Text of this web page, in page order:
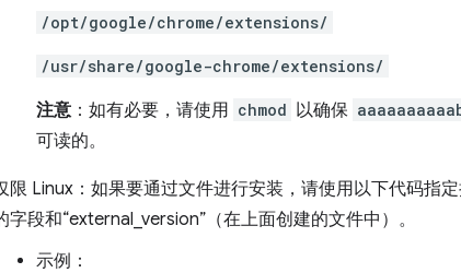
/opt/google/chrome/extensions/
/usr/share/google-chrome/extensions/
注意：如有必要，请使用 chmod 以确保
可读的。
限 Linux：如果要通过文件进行安装，请使用以下代码指
字段和“external_version”（在上面创建的文件中）。
示例：